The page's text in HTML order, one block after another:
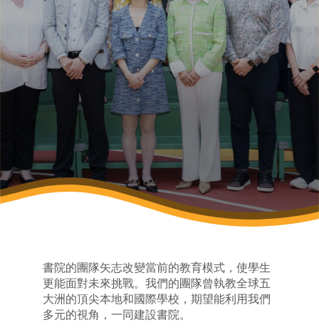
書院的團隊矢志改變當前的教育模式，使學生
更能面對未來挑戰。我們的團隊曾執教全球五
大洲的頂尖本地和國際學校，期望能利用我們
多元的視角，一同建設書院。